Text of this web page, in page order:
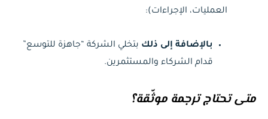
العمليات، الإجراءات):
بالإضافة إلى ذلك بتخلي الشركة “جاهزة للتوسع”
قدام الشركاء والمستثمرين.
متى تحتاج ترجمة موثّقة؟